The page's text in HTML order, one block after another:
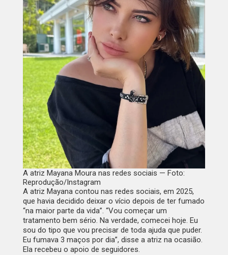
A atriz Mayana Moura nas redes sociais — Foto:
Reprodução/Instagram
A atriz Mayana contou nas redes sociais, em 2025,
que havia decidido deixar o vício depois de ter fumado
“na maior parte da vida”. “Vou começar um
tratamento bem sério. Na verdade, comecei hoje. Eu
sou do tipo que vou precisar de toda ajuda que puder.
Eu fumava 3 maços por dia”, disse a atriz na ocasião.
Ela recebeu o apoio de seguidores.